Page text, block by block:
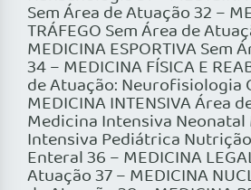
Sem Área de Atuação 32 –
TRÁFEGO Sem Área de
MEDICINA ESPORTIVA Sem
34 – MEDICINA FÍSICA E
de Atuação: Neurofisiologia
MEDICINA INTENSIVA Área
Medicina Intensiva
Intensiva Pediátrica
Enteral 36 – MEDICINA
Atuação 37 – MEDICINA